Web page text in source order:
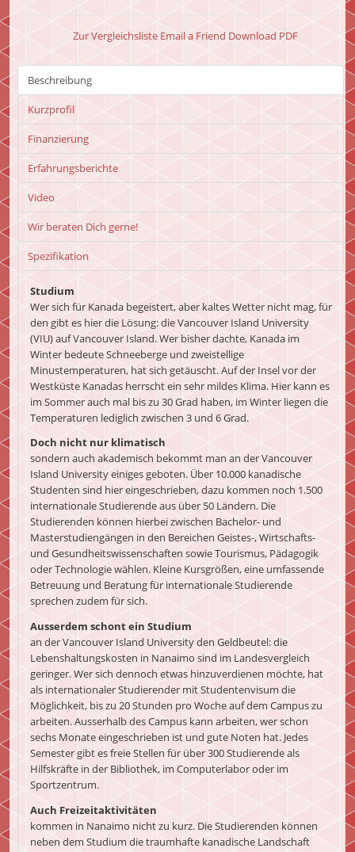
Zur Vergleichsliste Email a Friend Download PDF
Beschreibung
Kurzprofil
Finanzierung
Erfahrungsberichte
Video
Wir beraten Dich gerne!
Spezifikation
Studium
Wer sich für Kanada begeistert, aber kaltes Wetter nicht mag, für
den gibt es hier die Lösung: die Vancouver Island University
(VIU) auf Vancouver Island. Wer bisher dachte, Kanada im
Winter bedeute Schneeberge und zweistellige
Minustemperaturen, hat sich getäuscht. Auf der Insel vor der
Westküste Kanadas herrscht ein sehr mildes Klima. Hier kann es
im Sommer auch mal bis zu 30 Grad haben, im Winter liegen die
Temperaturen lediglich zwischen 3 und 6 Grad.
Doch nicht nur klimatisch
sondern auch akademisch bekommt man an der Vancouver
Island University einiges geboten. Über 10.000 kanadische
Studenten sind hier eingeschrieben, dazu kommen noch 1.500
internationale Studierende aus über 50 Ländern. Die
Studierenden können hierbei zwischen Bachelor- und
Masterstudiengängen in den Bereichen Geistes-, Wirtschafts-
und Gesundheitswissenschaften sowie Tourismus, Pädagogik
oder Technologie wählen. Kleine Kursgrößen, eine umfassende
Betreuung und Beratung für internationale Studierende
sprechen zudem für sich.
Ausserdem schont ein Studium
an der Vancouver Island University den Geldbeutel: die
Lebenshaltungskosten in Nanaimo sind im Landesvergleich
geringer. Wer sich dennoch etwas hinzuverdienen möchte, hat
als internationaler Studierender mit Studentenvisum die
Möglichkeit, bis zu 20 Stunden pro Woche auf dem Campus zu
arbeiten. Ausserhalb des Campus kann arbeiten, wer schon
sechs Monate eingeschrieben ist und gute Noten hat. Jedes
Semester gibt es freie Stellen für über 300 Studierende als
Hilfskräfte in der Bibliothek, im Computerlabor oder im
Sportzentrum.
Auch Freizeitaktivitäten
kommen in Nanaimo nicht zu kurz. Die Studierenden können
neben dem Studium die traumhafte kanadische Landschaft